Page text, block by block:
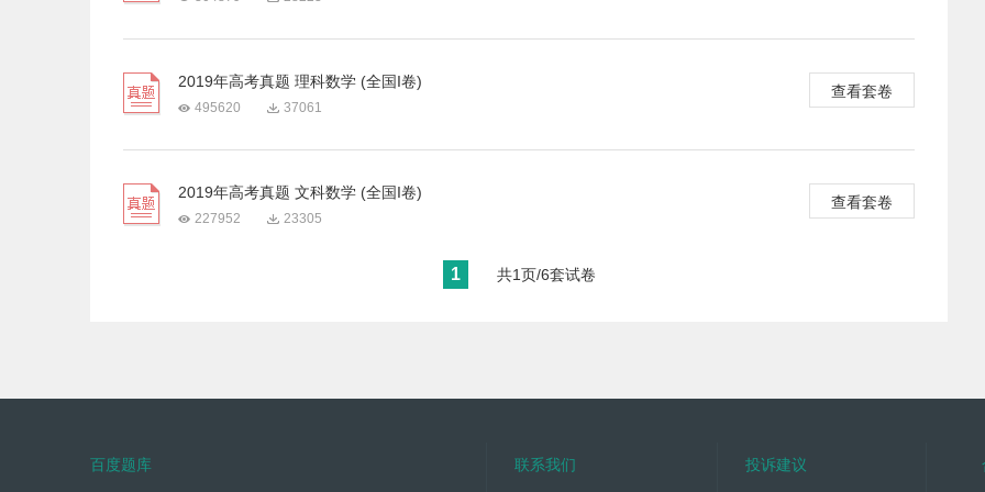
2019年高考真题 理科数学 (全国I卷)
495620 37061
查看套卷
2019年高考真题 文科数学 (全国I卷)
227952 23305
查看套卷
1 共1页/6套试卷
百度题库
联系我们
投诉建议